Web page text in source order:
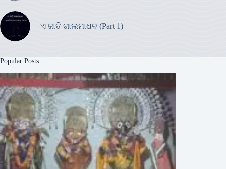
ଏ ଜାତି ଗାଲମାଧବ (Part 1)
Popular Posts